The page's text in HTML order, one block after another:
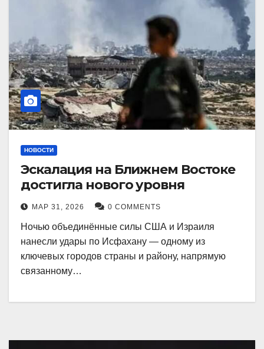
НОВОСТИ
Эскалация на Ближнем Востоке
достигла нового уровня
МАР 31, 2026 0 COMMENTS
Ночью объединённые силы США и Израиля
нанесли удары по Исфахану — одному из
ключевых городов страны и району, напрямую
связанному…